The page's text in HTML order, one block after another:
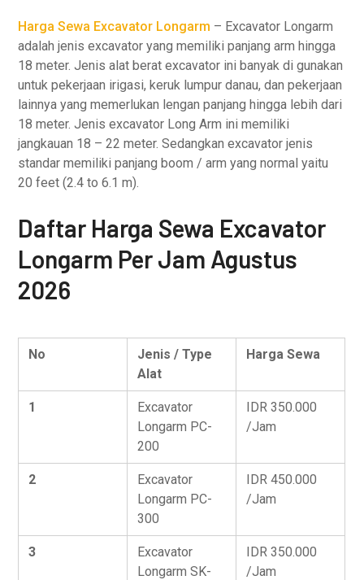
Harga Sewa Excavator Longarm – Excavator Longarm
adalah jenis excavator yang memiliki panjang arm hingga
18 meter. Jenis alat berat excavator ini banyak di gunakan
untuk pekerjaan irigasi, keruk lumpur danau, dan pekerjaan
lainnya yang memerlukan lengan panjang hingga lebih dari
18 meter. Jenis excavator Long Arm ini memiliki
jangkauan 18 – 22 meter. Sedangkan excavator jenis
standar memiliki panjang boom / arm yang normal yaitu
20 feet (2.4 to 6.1 m).
Daftar Harga Sewa Excavator
Longarm Per Jam Agustus
2026
No
Jenis / Type
Alat
Harga Sewa
1
Excavator
Longarm PC-
200
IDR 350.000
/Jam
2
Excavator
Longarm PC-
300
IDR 450.000
/Jam
3
Excavator
Longarm SK-
IDR 350.000
/Jam